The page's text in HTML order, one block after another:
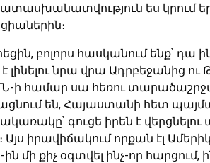
ես կրում
բոլորս հասկանում ենք՝ դա
նրա վրա Ադրբեջանից ու
ի համար սա հեռու
են, Հայաստանի հետ
գուցե իրեն է վերցնելու
Այս իրավիճակում որքան էլ
մի քիչ օգտվել ինչ-որ հարցում,